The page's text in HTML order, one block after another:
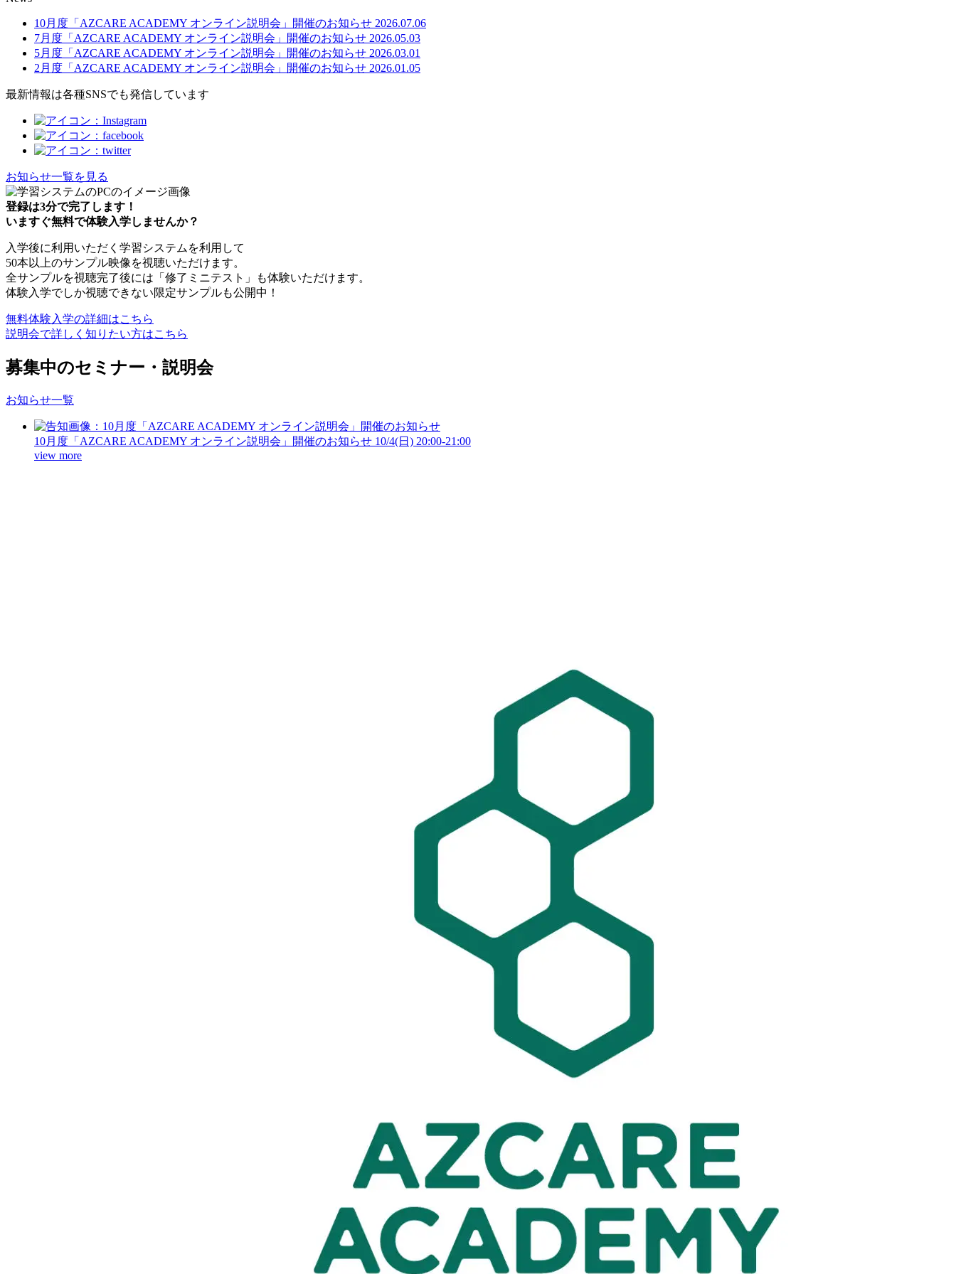
10月度「AZCARE ACADEMY オンライン説明会」開催のお知らせ 2026.07.06
7月度「AZCARE ACADEMY オンライン説明会」開催のお知らせ 2026.05.03
5月度「AZCARE ACADEMY オンライン説明会」開催のお知らせ 2026.03.01
2月度「AZCARE ACADEMY オンライン説明会」開催のお知らせ 2026.01.05
最新情報は各種SNSでも発信しています
お知らせ一覧を見る
登録は3分で完了します！
いますぐ無料で体験入学しませんか？
入学後に利用いただく学習システムを利用して
50本以上のサンプル映像を視聴いただけます。
全サンプルを視聴完了後には「修了ミニテスト」も体験いただけます。
体験入学でしか視聴できない限定サンプルも公開中！
無料体験入学の詳細はこちら
説明会で詳しく知りたい方はこちら
募集中のセミナー・説明会
お知らせ一覧
10月度「AZCARE ACADEMY オンライン説明会」開催のお知らせ 10/4(日) 20:00-21:00
view more